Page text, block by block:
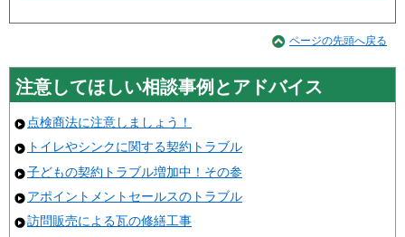
ページの先頭へ戻る
注意してほしい相談事例とアドバイス
点検商法に注意しましょう！
トイレやシンクに関する契約トラブル
子どもの契約トラブル増加中！その参
アポイントメントセールスのトラブル
訪問販売による瓦の修繕工事